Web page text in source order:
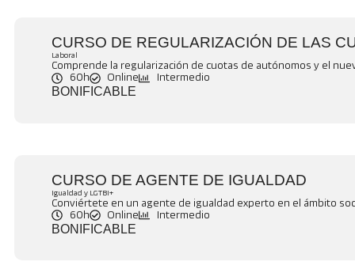
CURSO DE REGULARIZACIÓN DE LAS
Laboral
Comprende la regularización de cuotas de autónomos y el
60h
Online Intermedio
BONIFICABLE
CURSO DE AGENTE DE IGUALDAD
Igualdad y LGTBI+
Conviértete en un agente de igualdad experto en el ámbito
60h
Online Intermedio
BONIFICABLE